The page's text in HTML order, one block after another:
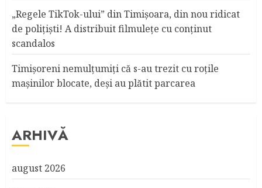
„Regele TikTok-ului” din Timişoara, din nou ridicat
de poliţişti! A distribuit filmuleţe cu conţinut
scandalos
Timişoreni nemulţumiţi că s-au trezit cu roţile
maşinilor blocate, deşi au plătit parcarea
ARHIVĂ
august 2026